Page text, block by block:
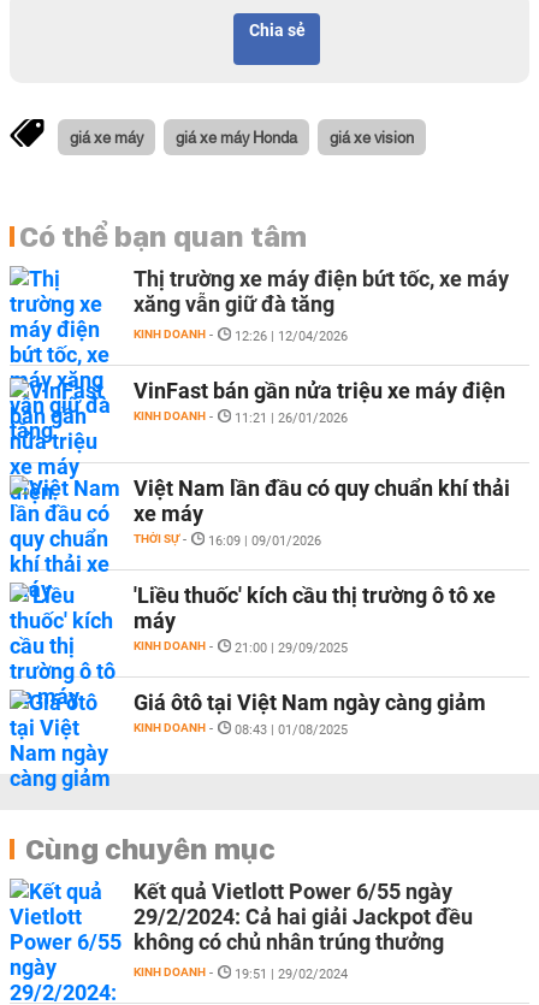
Chia sẻ
giá xe máy giá xe máy Honda giá xe vision
Có thể bạn quan tâm
Thị trường xe máy điện bứt tốc, xe máy
xăng vẫn giữ đà tăng
KINH DOANH - 12:26 | 12/04/2026
VinFast bán gần nửa triệu xe máy điện
KINH DOANH - 11:21 | 26/01/2026
Việt Nam lần đầu có quy chuẩn khí thải
xe máy
THỜI SỰ - 16:09 | 09/01/2026
'Liều thuốc' kích cầu thị trường ô tô xe
máy
KINH DOANH - 21:00 | 29/09/2025
Giá ôtô tại Việt Nam ngày càng giảm
KINH DOANH - 08:43 | 01/08/2025
Cùng chuyên mục
Kết quả Vietlott Power 6/55 ngày
29/2/2024: Cả hai giải Jackpot đều
không có chủ nhân trúng thưởng
KINH DOANH - 19:51 | 29/02/2024